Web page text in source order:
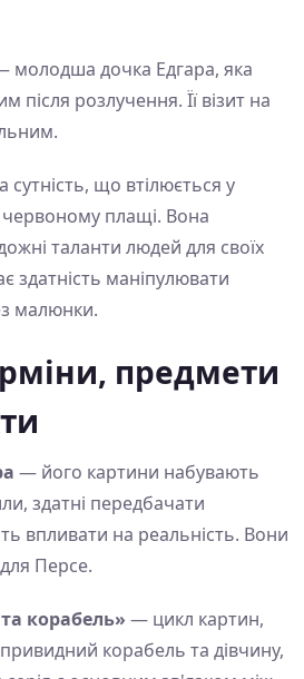
молодша дочка Едгара, яка
після розлучення. Її візит на
сутність, що втілюється у
червоному плащі. Вона
таланти людей для своїх
здатність маніпулювати
малюнки.
предмети
— його картини набувають
здатні передбачати
впливати на реальність. Вони
Персе.
корабель» — цикл картин,
корабель та дівчину,